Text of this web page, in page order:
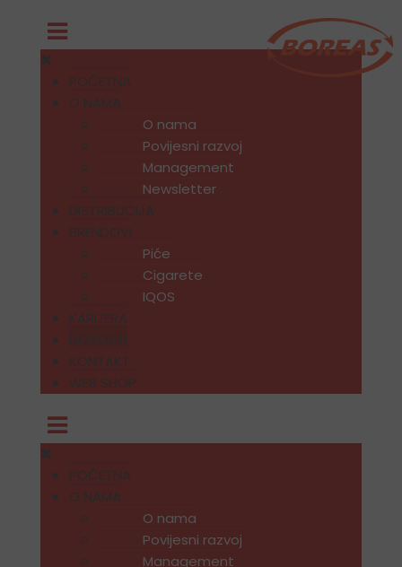
POČETNA
O NAMA
O nama
Povijesni razvoj
Management
Newsletter
DISTRIBUCIJA
BRENDOVI
Piće
Cigarete
IQOS
KARIJERA
NOVOSTI
KONTAKT
WEB SHOP
POČETNA
O NAMA
O nama
Povijesni razvoj
Management